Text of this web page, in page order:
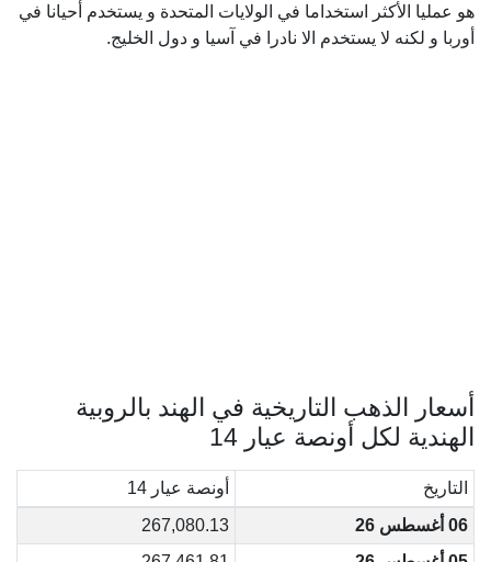
هو عمليا الأكثر استخداما في الولايات المتحدة و يستخدم أحيانا في
أوربا و لكنه لا يستخدم الا نادرا في آسيا و دول الخليج.
أسعار الذهب التاريخية في الهند بالروبية
الهندية لكل أونصة عيار 14
التاريخ
أونصة عيار 14
06 أغسطس 26
267,080.13